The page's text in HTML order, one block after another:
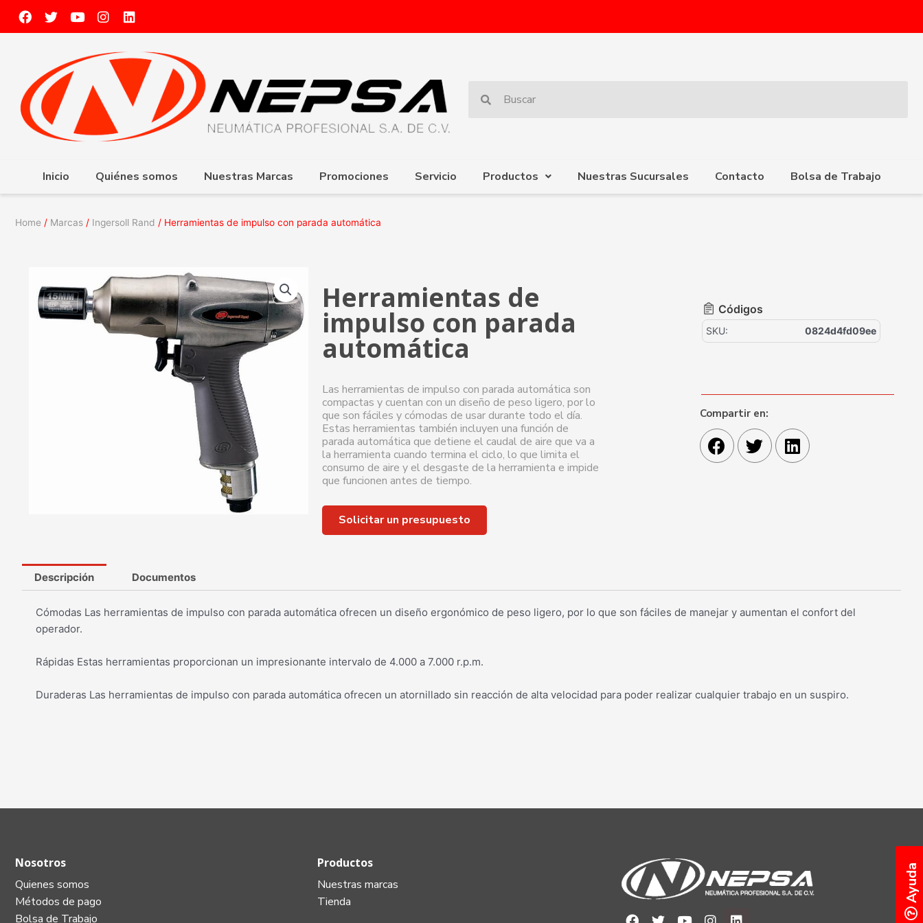
Inicio Quiénes somos Nuestras Marcas Promociones Servicio Productos Nuestras Sucursales Contacto Bolsa de Trabajo
Home / Marcas / Ingersoll Rand / Herramientas de impulso con parada automática
Ayuda
Herramientas de
impulso con parada
automática
Las herramientas de impulso con parada automática son
compactas y cuentan con un diseño de peso ligero, por lo
que son fáciles y cómodas de usar durante todo el día.
Estas herramientas también incluyen una función de
parada automática que detiene el caudal de aire que va a
la herramienta cuando termina el ciclo, lo que limita el
consumo de aire y el desgaste de la herramienta e impide
que funcionen antes de tiempo.
Solicitar un presupuesto
Códigos
SKU: 0824d4fd09ee
Compartir en:
Descripción Documentos
Cómodas Las herramientas de impulso con parada automática ofrecen un diseño ergonómico de peso ligero, por lo que son fáciles de manejar y aumentan el confort del
operador.
Rápidas Estas herramientas proporcionan un impresionante intervalo de 4.000 a 7.000 r.p.m.
Duraderas Las herramientas de impulso con parada automática ofrecen un atornillado sin reacción de alta velocidad para poder realizar cualquier trabajo en un suspiro.
Nosotros
Quienes somos
Métodos de pago
Bolsa de Trabajo
Productos
Nuestras marcas
Tienda